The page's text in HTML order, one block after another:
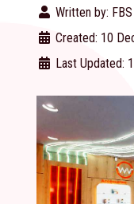
Written by:
Created: 10
Last Updated: